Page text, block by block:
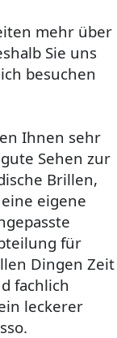
mehr über
Sie uns
besuchen
Ihnen sehr
Sehen zur
Brillen,
eigene
für
Dingen Zeit
fachlich
leckerer